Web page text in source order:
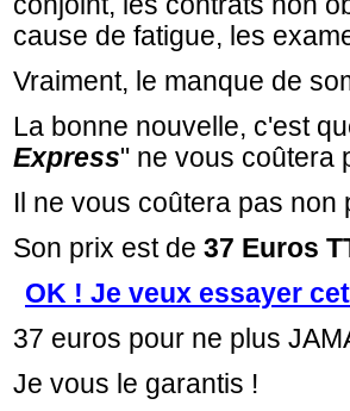
cause de fatigue, les
Vraiment, le manque de
La bonne nouvelle, c'est
Express" ne vous coûtera
Il ne vous coûtera pas non
Son prix est de 37 Euros
OK ! Je veux essayer
37 euros pour ne plus
Je vous le garantis !